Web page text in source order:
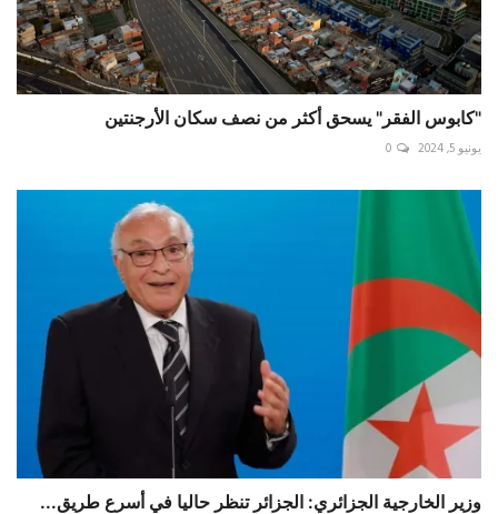
"كابوس الفقر" يسحق أكثر من نصف سكان الأرجنتين
يونيو 5, 2024 0
وزير الخارجية الجزائري: الجزائر تنظر حاليا في أسرع طريق...